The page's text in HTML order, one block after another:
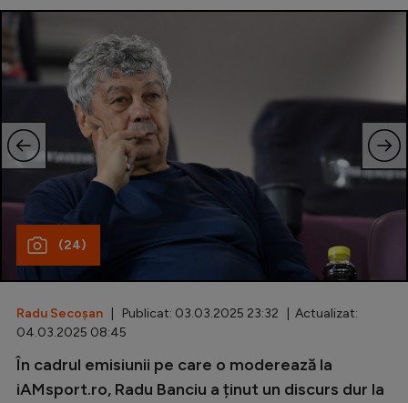
Liga 2
Cupa României
Echipa Națională
U21
Fotbal feminin
Special
Diverse
Inedit
Clasamente
Champions League
(24)
Radu Secoșan | Publicat: 03.03.2025 23:32 | Actualizat:
04.03.2025 08:45
În cadrul emisiunii pe care o moderează la
iAMsport.ro, Radu Banciu a ținut un discurs dur la